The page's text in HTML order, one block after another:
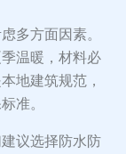
多方面因素。
温暖，材料必
地建筑规范，
准。
议选择防水防